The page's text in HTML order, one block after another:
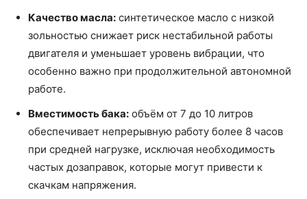
Качество масла: синтетическое масло с низкой
зольностью снижает риск нестабильной работы
двигателя и уменьшает уровень вибрации, что
особенно важно при продолжительной автономной
работе.
Вместимость бака: объём от 7 до 10 литров
обеспечивает непрерывную работу более 8 часов
при средней нагрузке, исключая необходимость
частых дозаправок, которые могут привести к
скачкам напряжения.